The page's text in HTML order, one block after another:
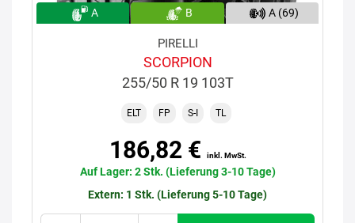
A B A (69)
PIRELLI
SCORPION
255/50 R 19 103T
ELT FP S-I TL
186,82 € inkl. MwSt.
Auf Lager: 2 Stk. (Lieferung 3-10 Tage)
Extern: 1 Stk. (Lieferung 5-10 Tage)